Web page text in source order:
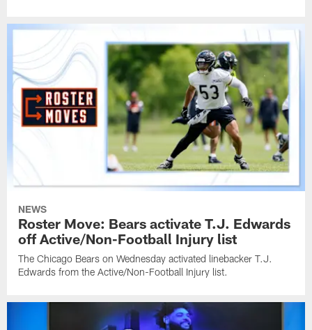
NEWS
Roster Move: Bears activate T.J. Edwards
off Active/Non-Football Injury list
The Chicago Bears on Wednesday activated linebacker T.J.
Edwards from the Active/Non-Football Injury list.